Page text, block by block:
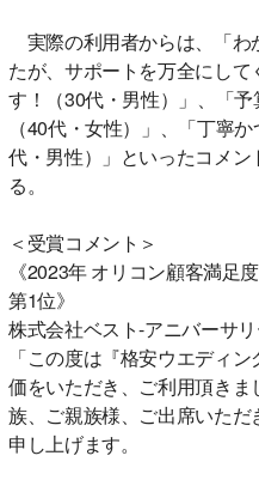
実際の利用者からは、「わ
たが、サポートを万全にし
す！（30代・男性）」、「
（40代・女性）」、「丁寧
代・男性）」といったコメ
る。
＜受賞コメント＞
《2023年 オリコン顧客満足
第1位》
株式会社ベスト-アニバーサ
「この度は『格安ウエディ
価をいただき、ご利用頂き
族、ご親族様、ご出席いた
申し上げます。